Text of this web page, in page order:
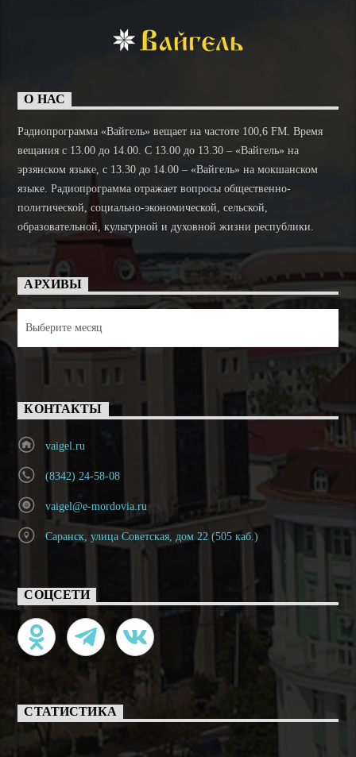
О НАС
Радиопрограмма «Вайгель» вещает на частоте 100,6 FM. Время
вещания с 13.00 до 14.00. C 13.00 до 13.30 – «Вайгель» на
эрзянском языке, с 13.30 до 14.00 – «Вайгель» на мокшанском
языке. Радиопрограмма отражает вопросы общественно-
политической, социально-экономической, сельской,
образовательной, культурной и духовной жизни республики.
АРХИВЫ
КОНТАКТЫ
vaigel.ru
(8342) 24-58-08
vaigel@e-mordovia.ru
Саранск, улица Советская, дом 22 (505 каб.)
СОЦСЕТИ
СТАТИСТИКА